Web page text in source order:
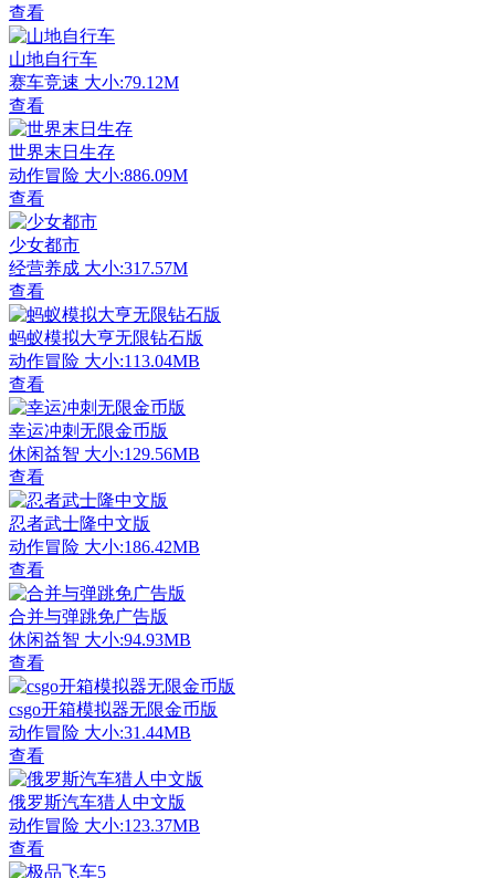
查看
山地自行车
赛车竞速 大小:79.12M
查看
世界末日生存
动作冒险 大小:886.09M
查看
少女都市
经营养成 大小:317.57M
查看
蚂蚁模拟大亨无限钻石版
动作冒险 大小:113.04MB
查看
幸运冲刺无限金币版
休闲益智 大小:129.56MB
查看
忍者武士隆中文版
动作冒险 大小:186.42MB
查看
合并与弹跳免广告版
休闲益智 大小:94.93MB
查看
csgo开箱模拟器无限金币版
动作冒险 大小:31.44MB
查看
俄罗斯汽车猎人中文版
动作冒险 大小:123.37MB
查看